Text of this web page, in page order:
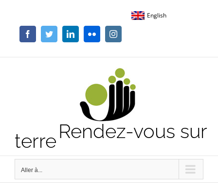
contenu
English
FacebookTwitterLinkedInFlickr Instagram
Rendez-vous sur
terre
Aller à...